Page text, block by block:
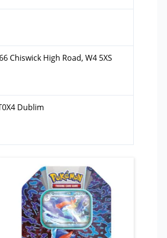
Chiswick High Road, W4 5XS
Dublim